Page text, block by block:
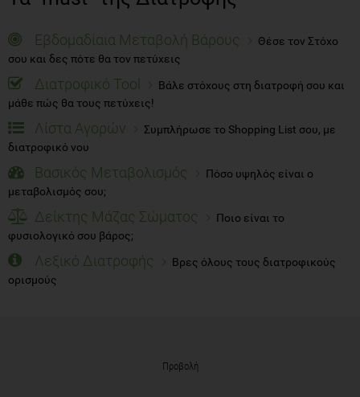
Εβδομαδίαια Μεταβολή Βάρους
Θέσε τον Στόχο
σου και δες πότε θα τον πετύχεις
Διατροφικό Tool
Βάλε στόχους στη διατροφή σου και
μάθε πώς θα τους πετύχεις!
Λίστα Αγορών
Συμπλήρωσε το Shopping List σου, με
διατροφικό νου
Βασικός Μεταβολισμός
Πόσο υψηλός είναι ο
μεταβολισμός σου;
Δείκτης Μάζας Σώματος
Ποιο είναι το
φυσιολογικό σου βάρος;
Λεξικό Διατροφής
Βρες όλους τους διατροφικούς
ορισμούς
Προβολή